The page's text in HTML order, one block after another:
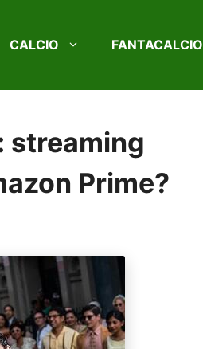
CALCIO FANTACALCIO
streaming
Prime?